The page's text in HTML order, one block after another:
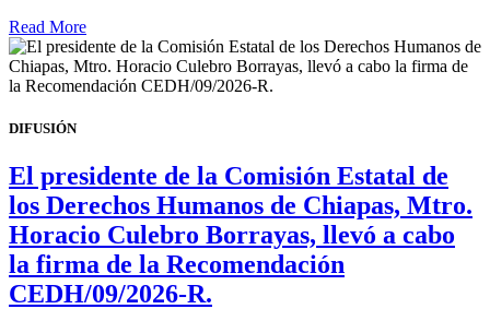
Read More
DIFUSIÓN
El presidente de la Comisión Estatal de
los Derechos Humanos de Chiapas, Mtro.
Horacio Culebro Borrayas, llevó a cabo
la firma de la Recomendación
CEDH/09/2026-R.